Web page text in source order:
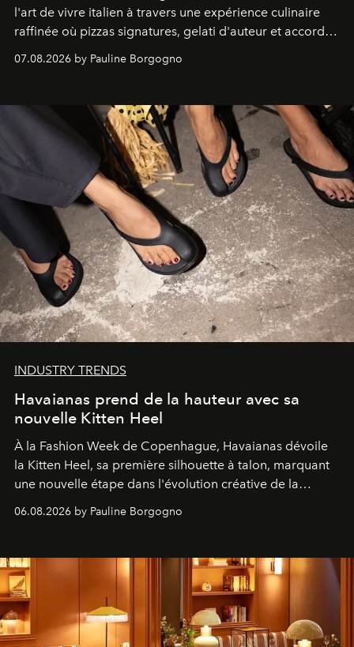
l'art de vivre italien à travers une expérience culinaire
raffinée où pizzas signatures, gelati d'auteur et accords
d'exception composent un véritable voyage sensoriel.
07.08.2026 by Pauline Borgogno
INDUSTRY TRENDS
Havaianas prend de la hauteur avec sa
nouvelle Kitten Heel
À la Fashion Week de Copenhague, Havaianas dévoile
la Kitten Heel, sa première silhouette à talon, marquant
une nouvelle étape dans l'évolution créative de la
06.08.2026 by Pauline Borgogno